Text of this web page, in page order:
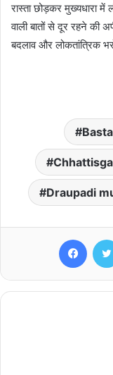
रास्ता छोड़कर मुख्यधारा में
वाली बातों से दूर रहने की
बदलाव और लोकतांत्रिक
Draupadi